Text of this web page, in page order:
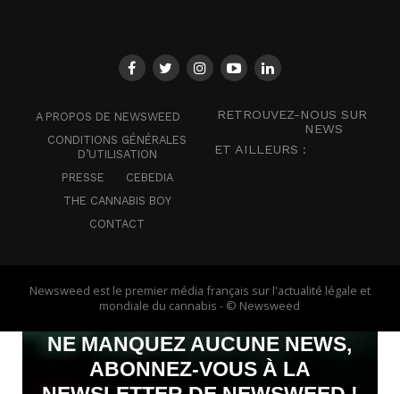
A PROPOS DE NEWSWEED
CONDITIONS GÉNÉRALES
D’UTILISATION
PRESSE
CEBEDIA
THE CANNABIS BOY
CONTACT
RETROUVEZ-NOUS SUR
NEWS
ET AILLEURS :
Newsweed est le premier média français sur l'actualité légale et
mondiale du cannabis - © Newsweed
NE MANQUEZ AUCUNE NEWS,
ABONNEZ-VOUS À LA